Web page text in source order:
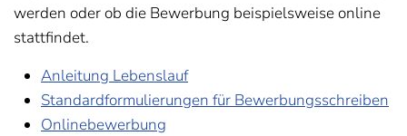
werden oder ob die Bewerbung beispielsweise online
stattfindet.
Anleitung Lebenslauf
Standardformulierungen für Bewerbungsschreiben
Onlinebewerbung